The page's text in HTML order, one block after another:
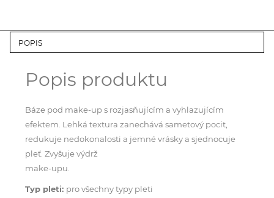
POPIS
Popis produktu
Báze pod make-up s rozjasňujícím a vyhlazujícím
efektem. Lehká textura zanechává sametový pocit,
redukuje nedokonalosti a jemné vrásky a sjednocuje
pleť. Zvyšuje výdrž
make-upu.
Typ pleti: pro všechny typy pleti